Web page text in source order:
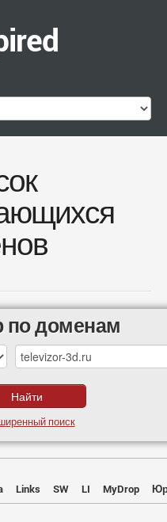
по доменам
поиск
Links SW LI MyDrop